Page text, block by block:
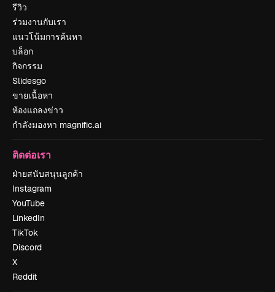
รีวิว
ร่วมงานกับเรา
แนวโน้มการค้นหา
บล็อก
กิจกรรม
Slidesgo
ขายเนื้อหา
ห้องแถลงข่าว
กำลังมองหา magnific.ai
ติดต่อเรา
ฝ่ายสนับสนุนลูกค้า
Instagram
YouTube
LinkedIn
TikTok
Discord
X
Reddit